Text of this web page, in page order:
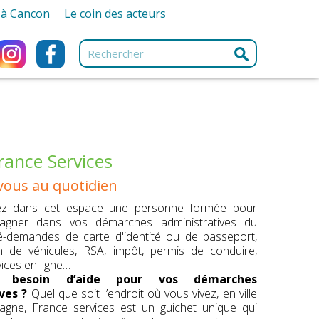
Cancon
Car
Le coin des acteurs
Associations
Artisans et Commerçants
Services
au quotidien
dans cet espace une personne formée pour
dans vos démarches administratives du
demandes de carte d'identité ou de passeport,
de véhicules, RSA, impôt, permis de conduire,
en ligne…
besoin d’aide pour vos démarches
? Quel que soit l’endroit où vous vivez, en ville
France services est un guichet unique qui